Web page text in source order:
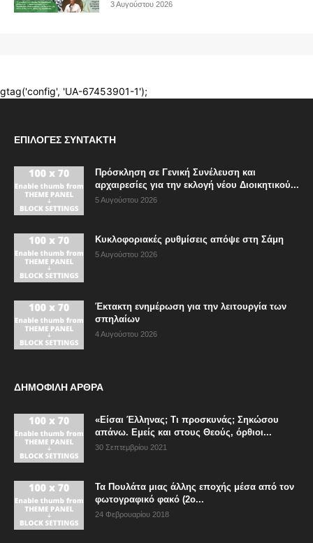
ΕΠΙΛΟΓΈΣ ΣΥΝΤΆΚΤΗ
Πρόσκληση σε Γενική Συνέλευση και
αρχαιρεσίες για την εκλογή νέου Διοικητικού...
5 Αυγούστου 2026
Κυκλοφοριακές ρυθμίσεις απόψε στη Σάμη
5 Αυγούστου 2026
Έκτακτη ενημέρωση για την λειτουργία των
σπηλαίων
4 Αυγούστου 2026
ΔΗΜΟΦΙΛΗ ΑΡΘΡΑ
«Είσαι Έλληνας; Τι προσκυνάς; Σηκώσου
απάνω. Εμείς και στους Θεούς, όρθιοι...
30 Σεπτεμβρίου 2021
Τα Πουλάτα μιας άλλης εποχής μέσα από τον
φωτογραφικό φακό (2ο...
24 Φεβρουαρίου 2018